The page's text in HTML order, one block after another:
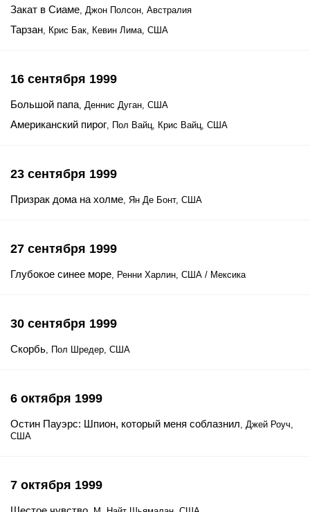
Закат в Сиаме, Джон Полсон, Австралия
Тарзан, Крис Бак, Кевин Лима, США
16 сентября 1999
Большой папа, Деннис Дуган, США
Американский пирог, Пол Вайц, Крис Вайц, США
23 сентября 1999
Призрак дома на холме, Ян Де Бонт, США
27 сентября 1999
Глубокое синее море, Ренни Харлин, США / Мексика
30 сентября 1999
Скорбь, Пол Шредер, США
6 октября 1999
Остин Пауэрс: Шпион, который меня соблазнил, Джей Роуч,
США
7 октября 1999